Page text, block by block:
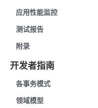
应用性能监控
测试报告
附录
开发者指南
各事务模式
领域模型